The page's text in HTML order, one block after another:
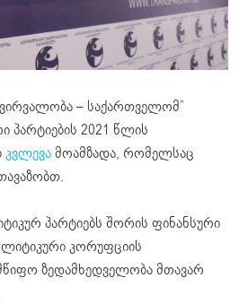
– საქართველომ”
2021 წლის
კვლევამოამზადა, რომელსაც
პარტიებს შორის ფინანსური
კორუფციის
ზედამხედველობა მთავარ